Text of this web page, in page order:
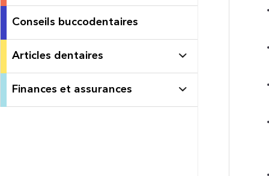
Conseils buccodentaires
Articles dentaires
Finances et assurances